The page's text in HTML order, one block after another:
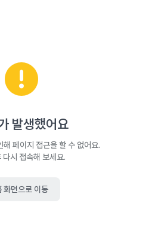
발생했어요
해 페이지 접근을 할 수 없어요.
다시 접속해 보세요.
화면으로 이동